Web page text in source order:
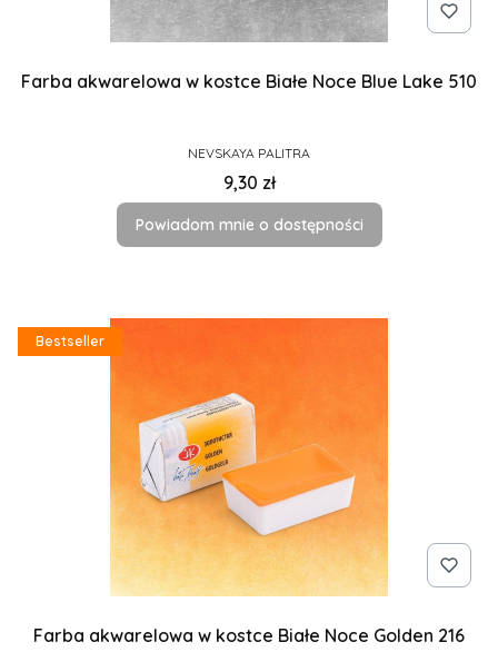
Farba akwarelowa w kostce Białe Noce Blue Lake 510
PRODUCENT
NEVSKAYA PALITRA
Cena
9,30 zł
Powiadom mnie o dostępności
Bestseller
Farba akwarelowa w kostce Białe Noce Golden 216